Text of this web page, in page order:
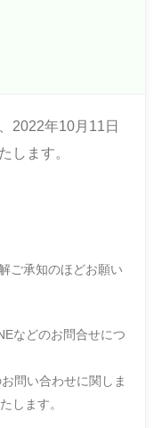
2022年10月11日
します。
ご承知のほどお願い
などのお問合せにつ
問い合わせに関しま
します。